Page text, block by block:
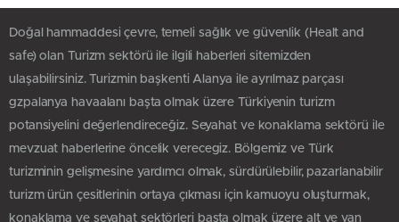
Doğal hammaddesi çevre, temeli sağlık ve güvenlik (Healt and
safe) olan Turizm sektörü ile ilgili haberleri sitemizden
ulaşabilirsiniz. Turizmin başkenti Alanya ile ayrılmaz parçası
gzpalanya havaalanı başta olmak üzere Türkiyenin turizm
potansiyelini değerlendireceğiz. Seyahat ve konaklama sektörü ile
mevzuat haberlerine öncelik verecegiz. Bölgemiz ve Türk
turizminin gelişmesine yardımcı olmak, sürdürülebilir, pazarlanabilir
turizm ürün çesitlerinin ortaya çıkması için kamuoyu oluşturmak,
konaklama ve seyahat sektörleri başta olmak üzere alt ve yan